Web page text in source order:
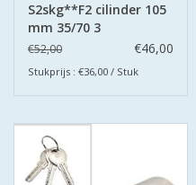
S2skg**F2 cilinder 105
mm 35/70 3
keerssleutels
€52,00 €46,00
Stukprijs : €36,00 / Stuk